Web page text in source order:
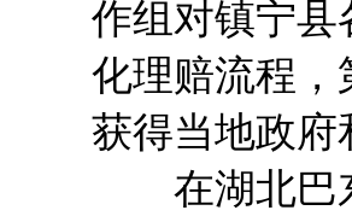
作组对镇宁县
化理赔流程，
获得当地政府
在湖北巴东